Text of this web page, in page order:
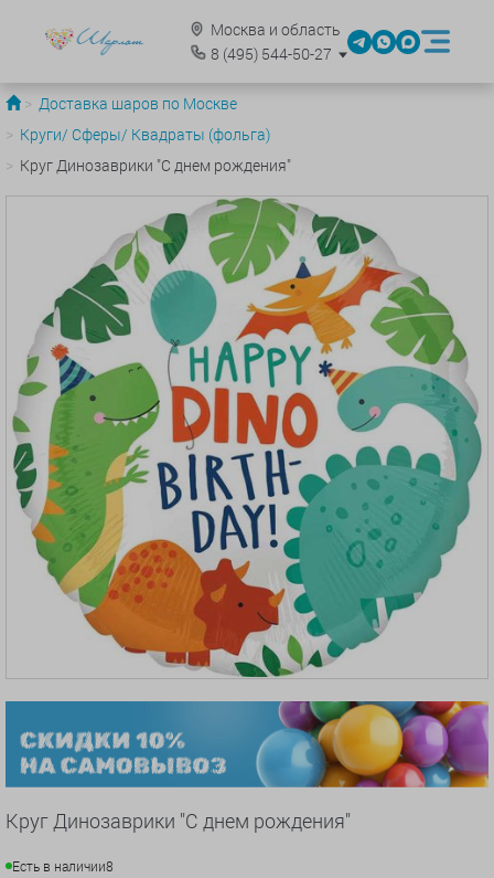
Москва и область
8 (495)544-50-27
Доставка шаров по Москве
Круги/ Сферы/ Квадраты (фольга)
Круг Динозаврики "С днем рождения"
Круг Динозаврики "С днем рождения"
Есть в наличии8